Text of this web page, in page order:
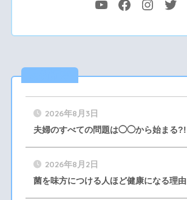
2026年8月3日
夫婦のすべての問題は◯◯から始まる?!
2026年8月2日
菌を味方につける人ほど健康になる理由